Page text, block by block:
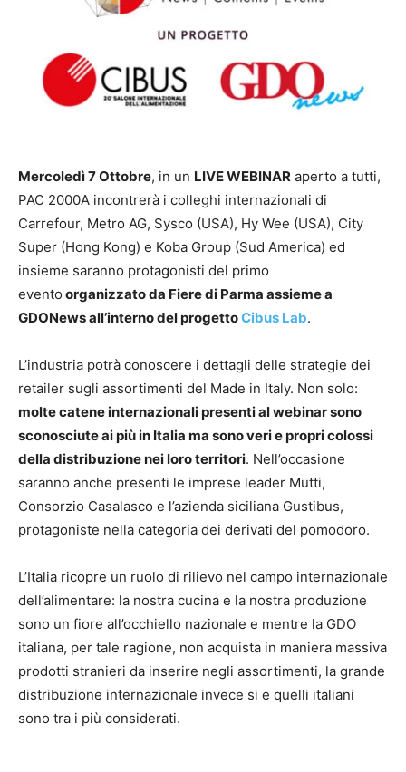
Mercoledì 7 Ottobre, in un LIVE WEBINAR aperto a tutti,
PAC 2000A incontrerà i colleghi internazionali di
Carrefour, Metro AG, Sysco (USA), Hy Wee (USA), City
Super (Hong Kong) e Koba Group (Sud America) ed
insieme saranno protagonisti del primo
evento organizzato da Fiere di Parma assieme a
GDONews all’interno del progettoCibus Lab.
L’industria potrà conoscere i dettagli delle strategie dei
retailer sugli assortimenti del Made in Italy. Non solo:
molte catene internazionali presenti al webinar sono
sconosciute ai più in Italia ma sono veri e propri colossi
della distribuzione nei loro territori. Nell’occasione
saranno anche presenti le imprese leader Mutti,
Consorzio Casalasco e l’azienda siciliana Gustibus,
protagoniste nella categoria dei derivati del pomodoro.
L’Italia ricopre un ruolo di rilievo nel campo internazionale
dell’alimentare: la nostra cucina e la nostra produzione
sono un fiore all’occhiello nazionale e mentre la GDO
italiana, per tale ragione, non acquista in maniera massiva
prodotti stranieri da inserire negli assortimenti, la grande
distribuzione internazionale invece si e quelli italiani
sono tra i più considerati.